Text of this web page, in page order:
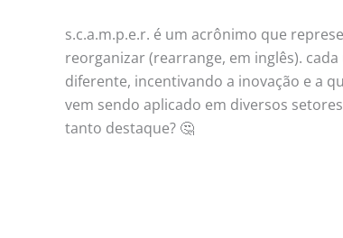
s.c.a.m.p.e.r. é um acrônimo que
reorganizar (rearrange, em inglês).
diferente, incentivando a inovação e a
vem sendo aplicado em diversos
tanto destaque? 🤔